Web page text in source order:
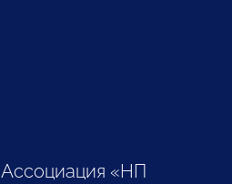
Ассоциация «НП